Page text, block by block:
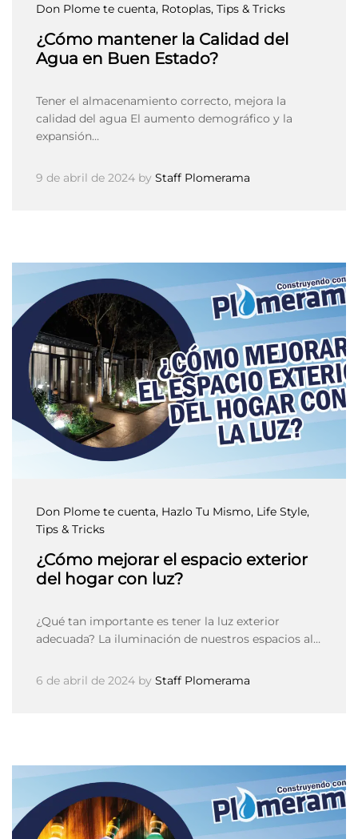
Don Plome te cuenta, Rotoplas, Tips & Tricks
¿Cómo mantener la Calidad del
Agua en Buen Estado?
Tener el almacenamiento correcto, mejora la
calidad del agua El aumento demográfico y la
expansión…
9 de abril de 2024 by Staff Plomerama
Don Plome te cuenta, Hazlo Tu Mismo, Life Style,
Tips & Tricks
¿Cómo mejorar el espacio exterior
del hogar con luz?
¿Qué tan importante es tener la luz exterior
adecuada? La iluminación de nuestros espacios al…
6 de abril de 2024 by Staff Plomerama